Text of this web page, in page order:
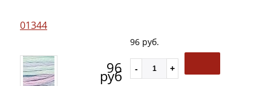
01344
96
руб
96 руб.